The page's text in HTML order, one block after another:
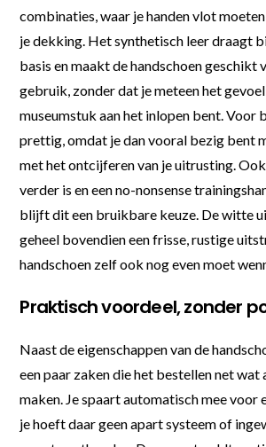
combinaties, waar je handen vlot
je dekking. Het synthetisch leer draagt
basis en maakt de handschoen geschikt
gebruik, zonder dat je meteen het
museumstuk aan het inlopen bent. Voor
prettig, omdat je dan vooral bezig bent
met het ontcijferen van je uitrusting.
verder is en een no-nonsense
blijft dit een bruikbare keuze. De witte
geheel bovendien een frisse, rustige
handschoen zelf ook nog even moet
Praktisch voordeel, zonder
Naast de eigenschappen van de
een paar zaken die het bestellen net wat
maken. Je spaart automatisch mee voor
je hoeft daar geen apart systeem of